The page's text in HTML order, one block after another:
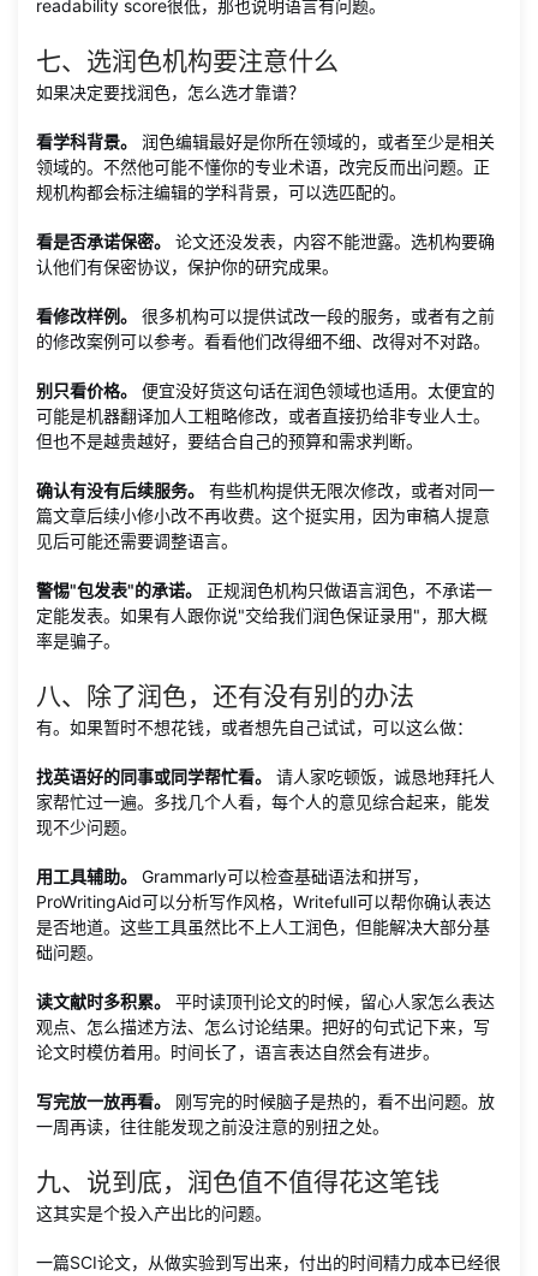
readability score很低，那也说明语言有问题。
七、选润色机构要注意什么
如果决定要找润色，怎么选才靠谱？
看学科背景。
润色编辑最好是你所在领域的，或者至少是相关
领域的。不然他可能不懂你的专业术语，改完反而出问题。正
规机构都会标注编辑的学科背景，可以选匹配的。
看是否承诺保密。
论文还没发表，内容不能泄露。选机构要确
认他们有保密协议，保护你的研究成果。
看修改样例。
很多机构可以提供试改一段的服务，或者有之前
的修改案例可以参考。看看他们改得细不细、改得对不对路。
别只看价格。
便宜没好货这句话在润色领域也适用。太便宜的
可能是机器翻译加人工粗略修改，或者直接扔给非专业人士。
但也不是越贵越好，要结合自己的预算和需求判断。
确认有没有后续服务。
有些机构提供无限次修改，或者对同一
篇文章后续小修小改不再收费。这个挺实用，因为审稿人提意
见后可能还需要调整语言。
警惕"包发表"的承诺。
正规润色机构只做语言润色，不承诺一
定能发表。如果有人跟你说"交给我们润色保证录用"，那大概
率是骗子。
八、除了润色，还有没有别的办法
有。如果暂时不想花钱，或者想先自己试试，可以这么做：
找英语好的同事或同学帮忙看。
请人家吃顿饭，诚恳地拜托人
家帮忙过一遍。多找几个人看，每个人的意见综合起来，能发
现不少问题。
用工具辅助。
Grammarly可以检查基础语法和拼写，
ProWritingAid可以分析写作风格，Writefull可以帮你确认表达
是否地道。这些工具虽然比不上人工润色，但能解决大部分基
础问题。
读文献时多积累。
平时读顶刊论文的时候，留心人家怎么表达
观点、怎么描述方法、怎么讨论结果。把好的句式记下来，写
论文时模仿着用。时间长了，语言表达自然会有进步。
写完放一放再看。
刚写完的时候脑子是热的，看不出问题。放
一周再读，往往能发现之前没注意的别扭之处。
九、说到底，润色值不值得花这笔钱
这其实是个投入产出比的问题。
一篇SCI论文，从做实验到写出来，付出的时间精力成本已经很